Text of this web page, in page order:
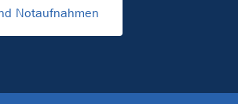
Notaufnahmen